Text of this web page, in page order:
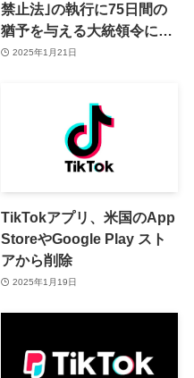
禁止法｣の執行に75日間の
猶予を与える大統領令に署
名2025年1月21日
TikTokアプリ、米国のApp
StoreやGoogle Play スト
アから削除
2025年1月19日